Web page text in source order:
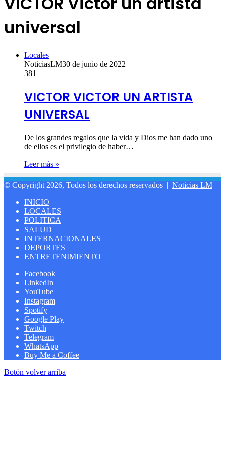
universal
Locales
NoticiasLM30 de junio de 2022
381
VICTOR VICTOR UN ARTISTA
UNIVERSAL
De los grandes regalos que la vida y Dios me han dado uno
de ellos es el privilegio de haber…
Leer más »
© Copyright 2026, Todos los derechos reservados | Noticias LM
INICIO
LOCALES
POLITICA
SALUD
INTERNACIONALES
DEPORTES
ENTRETENIMIENTO
Facebook
LinkedIn
YouTube
Instagram
Spotify
Google Play
Twitch
Telegram
WhatsApp
Buy Me a Coffee
Botón volver arriba